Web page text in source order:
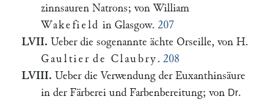
zinnsauren Natrons; von William
Wakefield in Glasgow. 207
LVII. Ueber die sogenannte ächte Orseille, von H.
Gaultier de Claubry.208
LVIII. Ueber die Verwendung der Euxanthinsäure
in der Färberei und Farbenbereitung; von Dr.